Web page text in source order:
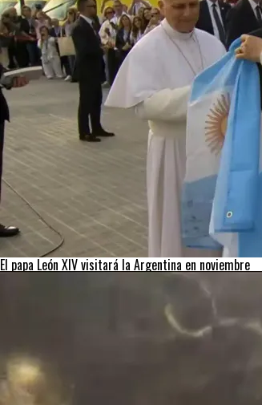
El papa León XIV visitará la Argentina en noviembre